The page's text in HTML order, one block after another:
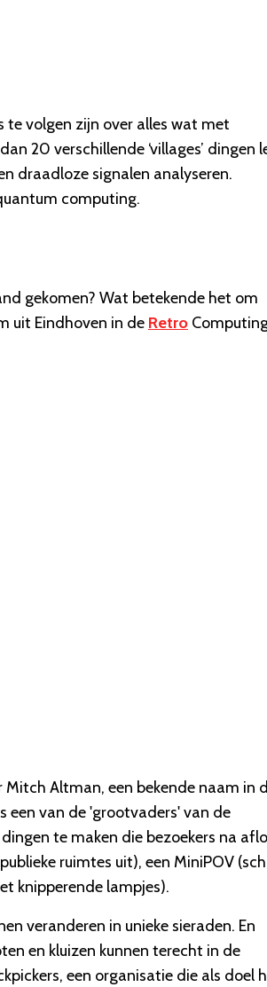
te volgen zijn over alles wat met
20 verschillende ‘villages’ dingen
draadloze signalen analyseren.
computing.
gekomen? Wat betekende het om
uit Eindhoven in de Retro
Altman, een bekende naam in
een van de 'grootvaders' van de
te maken die bezoekers na
ruimtes uit), een MiniPOV
knipperende lampjes).
veranderen in unieke sieraden. En
en kluizen kunnen terecht in de
een organisatie die als doel